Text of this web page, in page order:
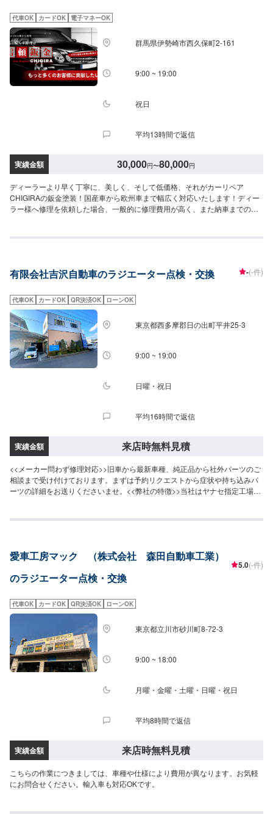
代車OK カードOK 電子マネーOK
群馬県伊勢崎市西久保町2-161
9:00 ~ 19:00
祝日
平均13時間で返信
実績金額 30,000円〜80,000円
ディーラーより早く丁寧に、美しく、そして低価格、それがカーリペア
CHIGIRAの鈑金塗装！国産車から欧州車まで幅広く対応いたします！ディー
ラー様へ修理を依頼した場合、一般的に修理費用が高く、また納車までの時
理を部品交換で対応してしまうから。私たちなら自社工場で即施工し、でき
い！--------------------------------------------------【1】オファーにてお問い合わせ
次第納車□納期について□通常1週間程度で納車いたします。車種や状態によ
り納期が前後する場合がございます。予め、ご了承ください。□代車について
□作業中は無料の代車をご利用ください。※燃料代は、お客様負担となってお
ります。予め、ご了承ください。□パーツ持ち込みについて□パーツの持ち込
み可能です。オファーの際に持ち込みパーツの詳細をご入力ください。【定
休日・営業時間】定休日：祝日営業時間：9:00~19:00
有限会社吉沢自動車のラジエーター点検・交換 -(-件)
代車OK カードOK QR決済OK ローンOK
東京都西多摩郡日の出町平井25-3
9:00 ~ 19:00
日曜・祝日
平均16時間で返信
実績金額 来店時無料見積
<<メーカー問わず修理対応>>旧車から最新車種、純正品から社外パーツのご
相談まで受け付けております。まずは予約リクエストから症状や持ち込みパ
ーツの詳細をお送りくださいませ。<<弊社の特徴>>当社はヤナセ指定工場で
>>工場の代車を26台・レンタカーを10台ご用意しております。代車が必要な
ろはなんでもご相談ください！
愛車工房マック （株式会社 森田自動車工業）
のラジエーター点検・交換
5.0(-件)
代車OK カードOK QR決済OK ローンOK
東京都立川市砂川町8-72-3
9:00 ~ 18:00
月曜・金曜・土曜・日曜・祝日
平均8時間で返信
実績金額 来店時無料見積
こちらの作業につきましては、車種や仕様により費用が異なります。お気軽
にお問合せください。輸入車も対応OKです。